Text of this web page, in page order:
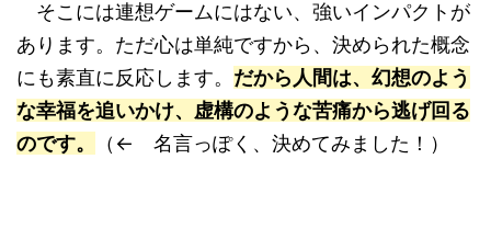
そこには連想ゲームにはない、強いインパクトが
あります。ただ心は単純ですから、決められた概念
にも素直に反応します。 だから人間は、幻想のよう
な幸福を追いかけ、虚構のような苦痛から逃げ回る
のです。
（← 名言っぽく、決めてみました！）